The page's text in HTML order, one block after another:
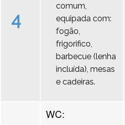
4
comum,
equipada com:
fogão,
frigorifico,
barbecue (lenha
incluída), mesas
e cadeiras.
WC: